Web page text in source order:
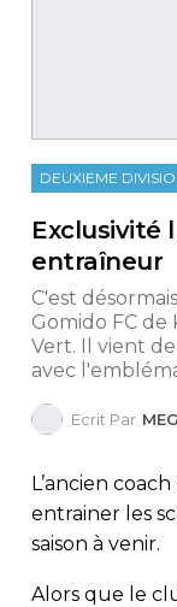
DEUXIEME
Exclusivité
entraîneur
C'est
Gomido FC de
Vert. Il vient
avec
Ecrit Par
L’ancien
entrainer les
saison à venir.
Alors que le